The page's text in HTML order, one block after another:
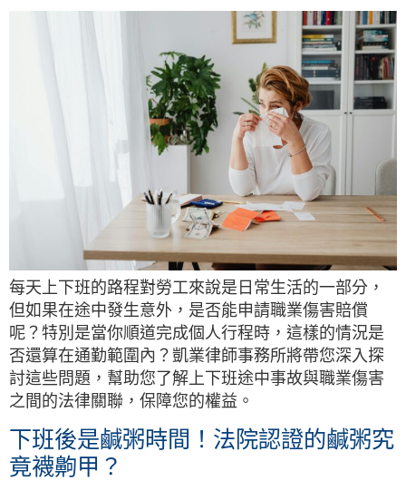
每天上下班的路程對勞工來說是日常生活的一部分，
但如果在途中發生意外，是否能申請職業傷害賠償
呢？特別是當你順道完成個人行程時，這樣的情況是
否還算在通勤範圍內？凱業律師事務所將帶您深入探
討這些問題，幫助您了解上下班途中事故與職業傷害
之間的法律關聯，保障您的權益。
下班後是鹹粥時間！法院認證的鹹粥究
竟襪齁甲？